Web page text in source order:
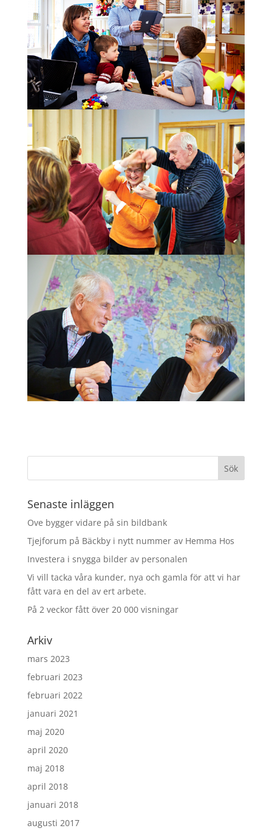
Senaste inläggen
Ove bygger vidare på sin bildbank
Tjejforum på Bäckby i nytt nummer av Hemma Hos
Investera i snygga bilder av personalen
Vi vill tacka våra kunder, nya och gamla för att vi har
fått vara en del av ert arbete.
På 2 veckor fått över 20 000 visningar
Arkiv
mars 2023
februari 2023
februari 2022
januari 2021
maj 2020
april 2020
maj 2018
april 2018
januari 2018
augusti 2017